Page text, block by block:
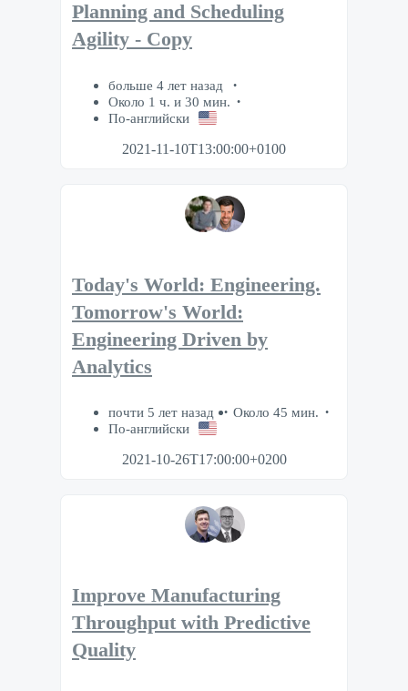
Planning and Scheduling
Agility - Copy
больше 4 лет назад
Около 1 ч. и 30 мин.
По-английски
2021-11-10T13:00:00+0100
Today's World: Engineering.
Tomorrow's World:
Engineering Driven by
Analytics
почти 5 лет назад
Около 45 мин.
По-английски
2021-10-26T17:00:00+0200
Improve Manufacturing
Throughput with Predictive
Quality